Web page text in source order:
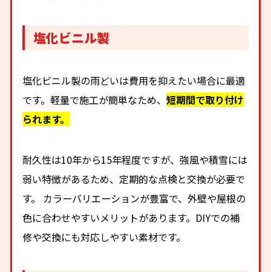
塩化ビニル製
塩化ビニル製の雨どいは費用を抑えたい場合に最適
です。軽量で施工が簡単なため、短期間で取り付け
られます。
耐久性は10年から15年程度ですが、強風や積雪には
弱い特徴があるため、定期的な点検と交換が必要で
す。 カラーバリエーションが豊富で、外壁や屋根の
色に合わせやすいメリットがあります。DIYでの補
修や交換にも対応しやすい素材です。